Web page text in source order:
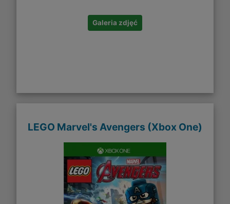
Galeria zdjęć
LEGO Marvel's Avengers (Xbox One)